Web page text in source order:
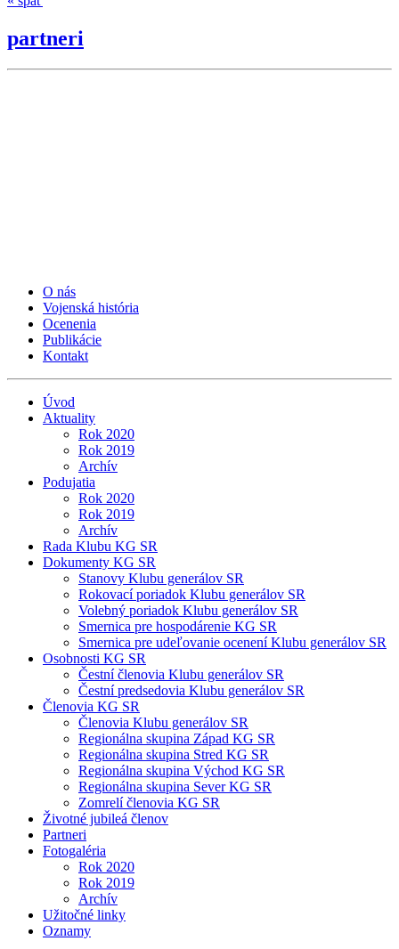
partneri
O nás
Vojenská história
Ocenenia
Publikácie
Kontakt
Úvod
Aktuality
Rok 2020
Rok 2019
Archív
Podujatia
Rok 2020
Rok 2019
Archív
Rada Klubu KG SR
Dokumenty KG SR
Stanovy Klubu generálov SR
Rokovací poriadok Klubu generálov SR
Volebný poriadok Klubu generálov SR
Smernica pre hospodárenie KG SR
Smernica pre udeľovanie ocenení Klubu generálov SR
Osobnosti KG SR
Čestní členovia Klubu generálov SR
Čestní predsedovia Klubu generálov SR
Členovia KG SR
Členovia Klubu generálov SR
Regionálna skupina Západ KG SR
Regionálna skupina Stred KG SR
Regionálna skupina Východ KG SR
Regionálna skupina Sever KG SR
Zomrelí členovia KG SR
Životné jubileá členov
Partneri
Fotogaléria
Rok 2020
Rok 2019
Archív
Užitočné linky
Oznamy